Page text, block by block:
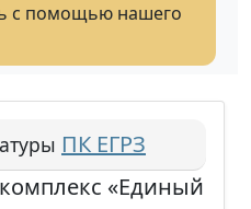
с помощью нашего
ПК ЕГРЗ
«Единый